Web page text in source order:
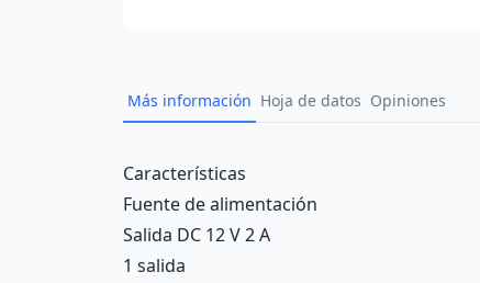
Más información Hoja de datos Opiniones
Description
Características
Fuente de alimentación
Salida DC 12 V 2 A
1 salida